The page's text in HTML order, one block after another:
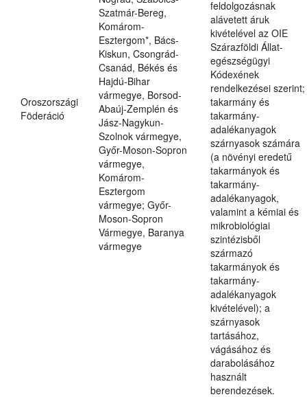
Oroszországi
Föderáció
Szatmár-Bereg,
Komárom-
Esztergom*, Bács-
Kiskun, Csongrád-
Csanád, Békés és
Hajdú-Bihar
vármegye, Borsod-
Abaúj-Zemplén és
Jász-Nagykun-
Szolnok vármegye,
Győr-Moson-Sopron
vármegye,
Komárom-
Esztergom
vármegye; Győr-
Moson-Sopron
Vármegye, Baranya
vármegye
feldolgozásnak
alávetett áruk
kivételével az OIE
Szárazföldi Állat-
egészségügyi
Kódexének
rendelkezései szerint;
takarmány és
takarmány-
adalékanyagok
szárnyasok számára
(a növényi eredetű
takarmányok és
takarmány-
adalékanyagok,
valamint a kémiai és
mikrobiológiai
szintézisből
származó
takarmányok és
takarmány-
adalékanyagok
kivételével); a
szárnyasok
tartásához,
vágásához és
darabolásához
használt
berendezések.